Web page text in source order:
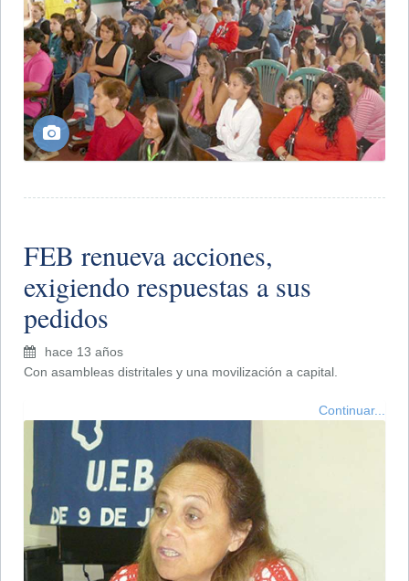
FEB renueva acciones,
exigiendo respuestas a sus
pedidos
hace 13 años
Con asambleas distritales y una movilización a capital.
Continuar...